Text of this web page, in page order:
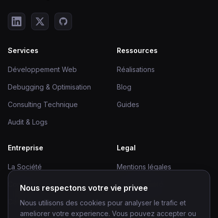
Services
Développement Web
Debugging & Optimisation
Consulting Technique
Audit & Logs
Ressources
Réalisations
Blog
Guides
Entreprise
La Société
Contact
Carrières
Legal
Mentions légales
Confidentialité
Nous respectons votre vie privee
Nous utilisons des cookies pour analyser le trafic et
ameliorer votre experience. Vous pouvez accepter ou